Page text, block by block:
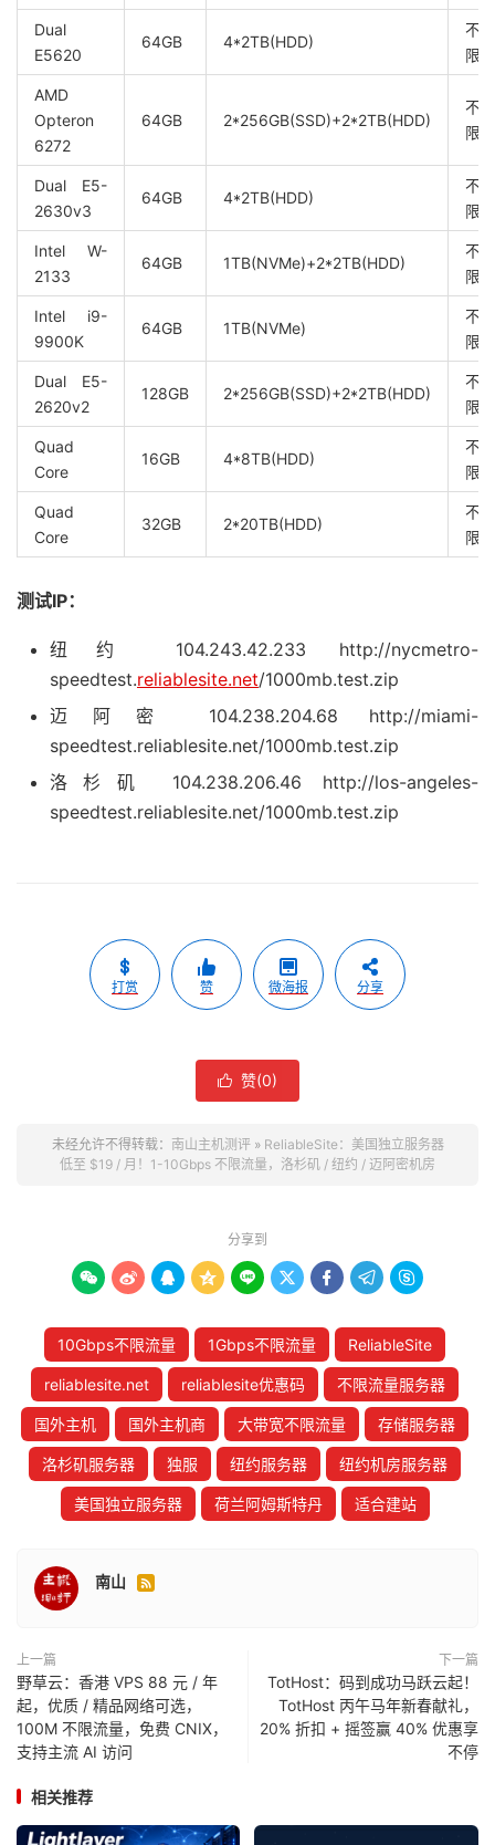
Dual
E5620
64GB 4*2TB(HDD)
不
限/
AMD
Opteron
6272
64GB 2*256GB(SSD)+2*2TB(HDD)
不
限/
Dual E5-
2630v3
64GB 4*2TB(HDD)
不
限/
Intel W-
2133
64GB 1TB(NVMe)+2*2TB(HDD)
不
限/
Intel i9-
9900K
64GB 1TB(NVMe)
不
限/
Dual E5-
2620v2
128GB 2*256GB(SSD)+2*2TB(HDD)
不
限/
Quad
Core
16GB 4*8TB(HDD)
不
限/
Quad
Core
32GB 2*20TB(HDD)
不
限/
测试IP：
纽约 104.243.42.233 http://nycmetro-
speedtest.reliablesite.net/1000mb.test.zip
迈阿密 104.238.204.68 http://miami-
speedtest.reliablesite.net/1000mb.test.zip
洛杉矶 104.238.206.46 http://los-angeles-
speedtest.reliablesite.net/1000mb.test.zip
打赏 赞 微海报 分享
 赞(0)
未经允许不得转载： 南山主机测评» ReliableSite：美国独立服务器
低至 $19 / 月！1-10Gbps 不限流量，洛杉矶 / 纽约 / 迈阿密机房
分享到
        
10Gbps不限流量 1Gbps不限流量 ReliableSite
reliablesite.net reliablesite优惠码 不限流量服务器
国外主机 国外主机商 大带宽不限流量 存储服务器
洛杉矶服务器 独服 纽约服务器 纽约机房服务器
美国独立服务器 荷兰阿姆斯特丹 适合建站
南山 
上一篇
野草云：香港 VPS 88 元 / 年
起，优质 / 精品网络可选，
100M 不限流量，免费 CNIX，
支持主流 AI 访问
下一篇
TotHost：码到成功马跃云起！
TotHost 丙午马年新春献礼，
20% 折扣 + 摇签赢 40% 优惠享
不停
相关推荐